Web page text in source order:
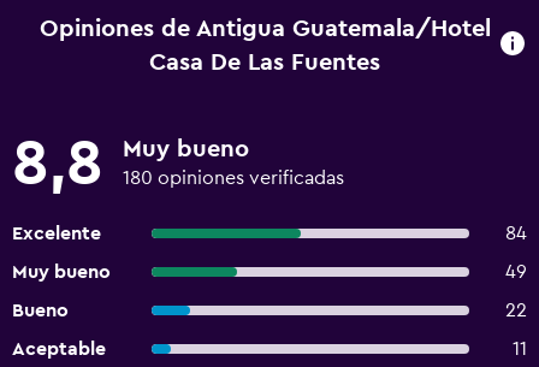
Opiniones de Antigua Guatemala/Hotel
Casa De Las Fuentes
8,8 Muy bueno
180 opiniones verificadas
Excelente
84
Muy bueno
49
Bueno
22
Aceptable
11